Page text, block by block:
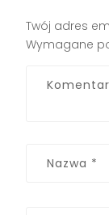
Twój adres
Wymagane